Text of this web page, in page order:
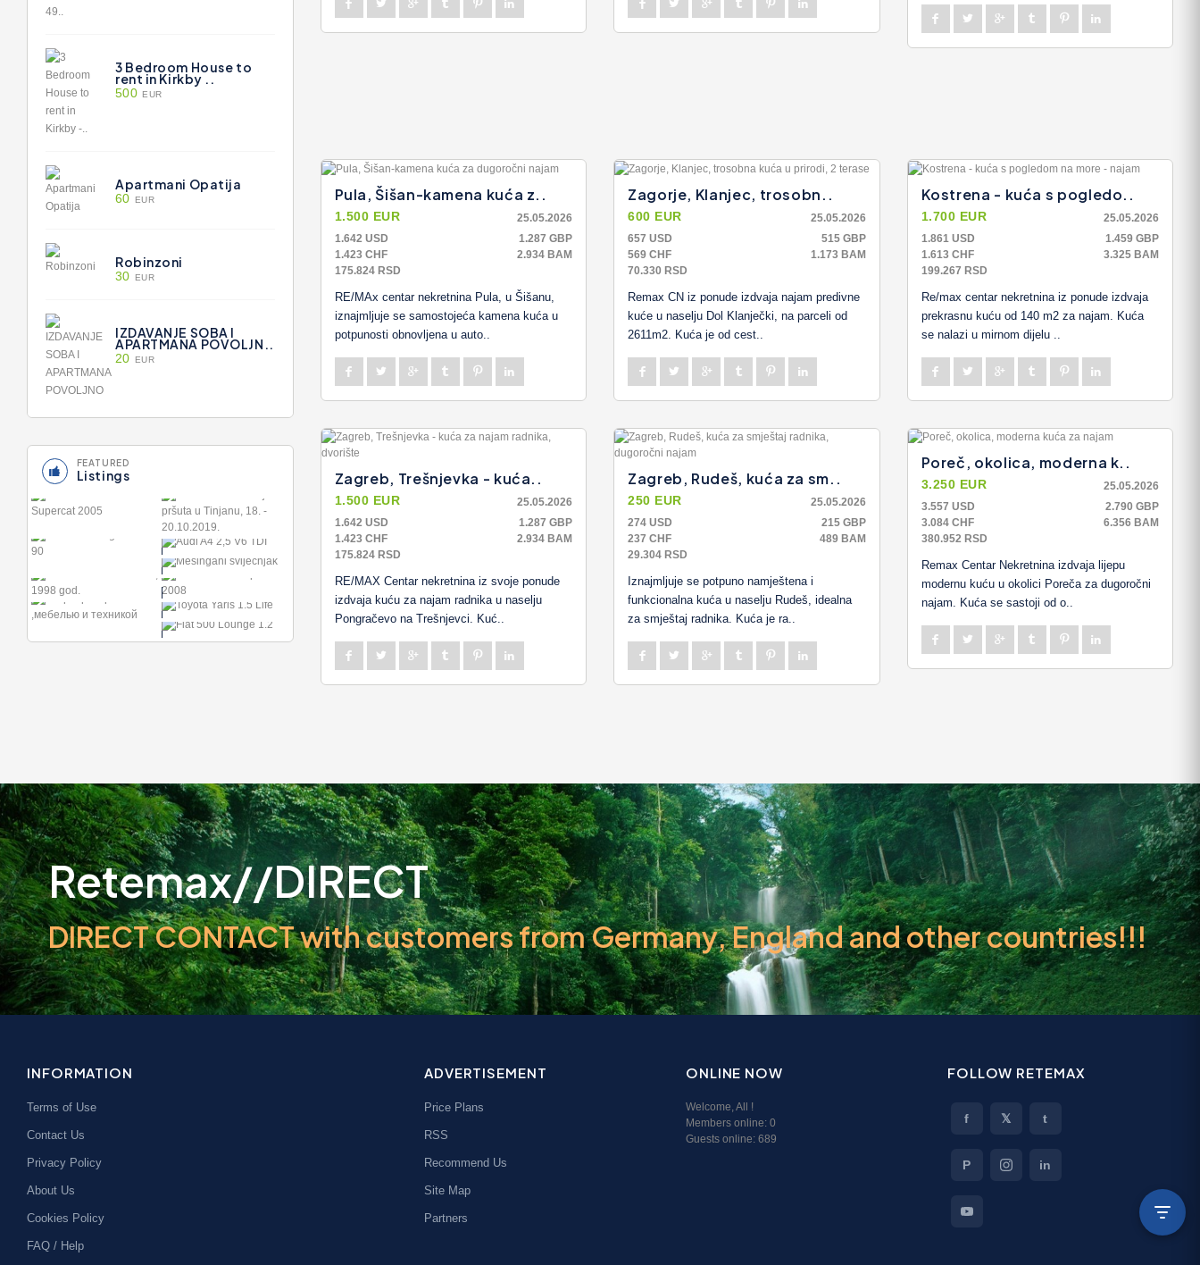
3 Bedroom House to
rent in Kirkby ..
500 EUR
Apartmani Opatija
60 EUR
Robinzoni
30 EUR
IZDAVANJE SOBA I
APARTMANA POVOLJN..
20 EUR
FEATURED
Listings
INTERNACIONALNI
SVIJEĆNJAK
38' CABO 38
EXPRESS 2008
TOYOTA YARIS
FIAT 500
Pula, Šišan-kamena kuća z..
1.500 EUR
25.05.2026
1.642 USD
1.287 GBP
1.423 CHF
2.934 BAM
175.824 RSD
RE/MAx centar nekretnina Pula, u Šišanu,
iznajmljuje se samostojeća kamena kuća u
potpunosti obnovljena u auto..
Zagorje, Klanjec, trosobn..
600 EUR
25.05.2026
657 USD
515 GBP
569 CHF
1.173 BAM
70.330 RSD
Remax CN iz ponude izdvaja najam predivne
kuće u naselju Dol Klanječki, na parceli od
2611m2. Kuća je od cest..
Kostrena - kuća s pogledo..
1.700 EUR
25.05.2026
1.861 USD
1.459 GBP
1.613 CHF
3.325 BAM
199.267 RSD
Re/max centar nekretnina iz ponude izdvaja
prekrasnu kuću od 140 m2 za najam. Kuća
se nalazi u mirnom dijelu ..
Zagreb, Trešnjevka - kuća..
1.500 EUR
25.05.2026
1.642 USD
1.287 GBP
1.423 CHF
2.934 BAM
175.824 RSD
RE/MAX Centar nekretnina iz svoje ponude
izdvaja kuću za najam radnika u naselju
Pongračevo na Trešnjevci. Kuć..
Zagreb, Rudeš, kuća za sm..
250 EUR
25.05.2026
274 USD
215 GBP
237 CHF
489 BAM
29.304 RSD
Iznajmljuje se potpuno namještena i
funkcionalna kuća u naselju Rudeš, idealna
za smještaj radnika. Kuća je ra..
Poreč, okolica, moderna k..
3.250 EUR
25.05.2026
3.557 USD
2.790 GBP
3.084 CHF
6.356 BAM
380.952 RSD
Remax Centar Nekretnina izdvaja lijepu
modernu kuću u okolici Poreča za dugoročni
najam. Kuća se sastoji od o..
Retemax//DIRECT
DIRECT CONTACT with customers from Germany, England and other countries!!!
INFORMATION
Terms of Use
Contact Us
Privacy Policy
About Us
Cookies Policy
FAQ / Help
ADVERTISEMENT
Price Plans
RSS
Recommend Us
Site Map
Partners
ONLINE NOW
Welcome, All !
Members online: 0
Guests online: 689
FOLLOW RETEMAX
f 𝕏 t
P in